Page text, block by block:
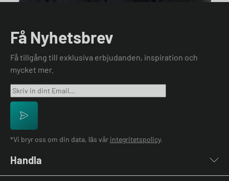
Få Nyhetsbrev
Få tillgång till exklusiva erbjudanden, inspiration och
mycket mer.
*Vi bryr oss om din data, läs vår integritetspolicy.
Handla